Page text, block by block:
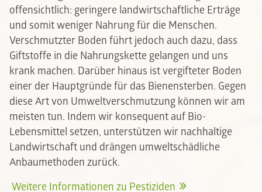
offensichtlich: geringere landwirtschaftliche Erträge
und somit weniger Nahrung für die Menschen.
Verschmutzter Boden führt jedoch auch dazu, dass
Giftstoffe in die Nahrungskette gelangen und uns
krank machen. Darüber hinaus ist vergifteter Boden
einer der Hauptgründe für das Bienensterben. Gegen
diese Art von Umweltverschmutzung können wir am
meisten tun. Indem wir konsequent auf Bio-
Lebensmittel setzen, unterstützen wir nachhaltige
Landwirtschaft und drängen umweltschädliche
Anbaumethoden zurück.
Weitere Informationen zu Pestiziden